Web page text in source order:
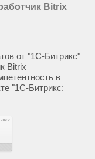
Bitrix
от "1С-Битрикс"
Bitrix
в
"1С-Битрикс: